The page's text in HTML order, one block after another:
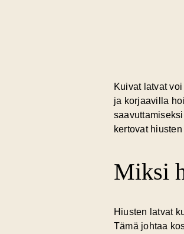
Kuivat latvat
ja korjaavilla
kertovat
Miksi
Hiusten latvat
Tämä johtaa